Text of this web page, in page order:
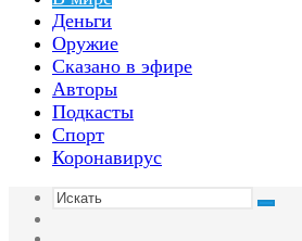
Деньги
Оружие
Сказано в эфире
Авторы
Подкасты
Спорт
Коронавирус
Искать